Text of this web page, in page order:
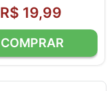
R$ 19,99